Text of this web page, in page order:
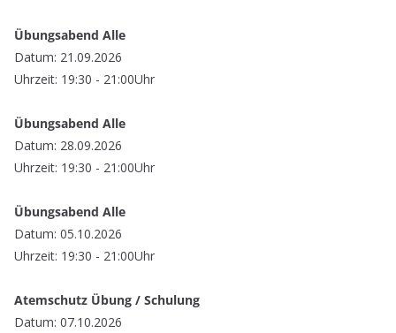
Übungsabend Alle
Datum: 21.09.2026
Uhrzeit: 19:30 - 21:00Uhr
Übungsabend Alle
Datum: 28.09.2026
Uhrzeit: 19:30 - 21:00Uhr
Übungsabend Alle
Datum: 05.10.2026
Uhrzeit: 19:30 - 21:00Uhr
Atemschutz Übung / Schulung
Datum: 07.10.2026